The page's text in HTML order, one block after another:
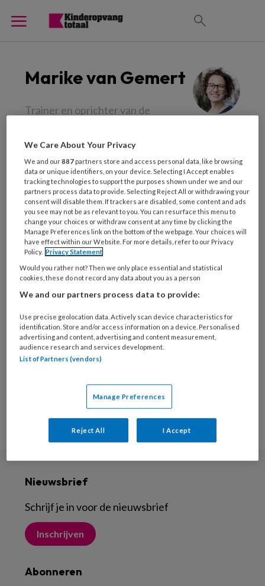
Marike van Gemert
Trainer en oprichter van de
Ze studeerde psychologie, werkte 8 jaar in de
zorg en 12 jaar bij de Kindertelefoon. Ze traint
o.a. jeugdprofessionals in praten met kinderen
over kindermishandeling, vanuit de visie dat
we kinderen veel beter kunnen helpen als we
luisteren naar hun verhaal en behoeften. Ze
schreef het ‘Praktijkboek praten met kinderen
over kindermishandeling’, dat in 2019
verscheen bij Bohn Stafleu van Loghum. Ook is
ze mede-ontwikkelaar van het Praatboek, voor
kinderen die te maken krijgen met
veiligheidsafspraken. Voor meer informatie
over haar en haar werk:
Nieuwsbrief
Schrijf je in voor de nieuwsbrief
Inschrijven
Abonneren
We Care About Your Privacy
We and our887 partners store and access personal data, like browsing
data or unique identifiers, on your device. Selecting I Accept enables
tracking technologies to support the purposes shown under we and our
partners process data to provide. Selecting Reject All or withdrawing your
consent will disable them. If trackers are disabled, some content and ads
you see may not be as relevant to you. You can resurface this menu to
change your choices or withdraw consent at any time by clicking the
Manage Preferences link on the bottom of the webpage. Your choices will
have effect within our Website. For more details, refer to our Privacy
Policy. Privacy Statement
Would you rather not? Then we only place essential and statistical
cookies, these do not record any data about you as a person
We and our partners process data to provide:
Use precise geolocation data. Actively scan device characteristics for
identification. Store and/or access information on a device. Personalised
advertising and content, advertising and content measurement,
audience research and services development.
List of Partners (vendors)
Manage Preferences
Reject All I Accept